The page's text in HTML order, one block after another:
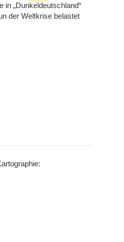
in „Dunkeldeutschland“
der Weltkrise belastet